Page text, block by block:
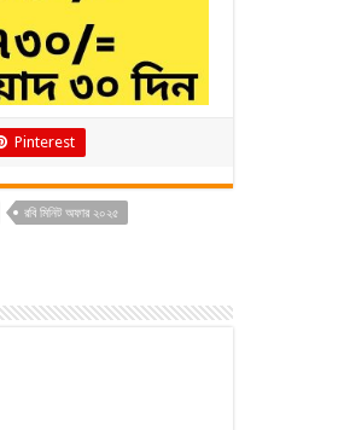
Pinterest
রবি মিনিট অফার ২০২৫